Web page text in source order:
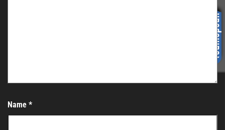
Name *